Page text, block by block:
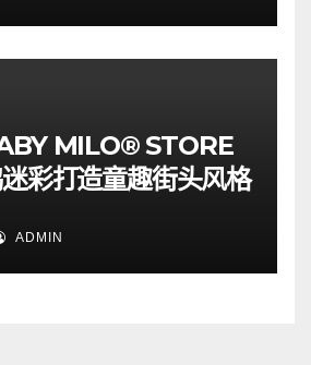
MILO® STORE
彩打造童趣街头风格
ADMIN